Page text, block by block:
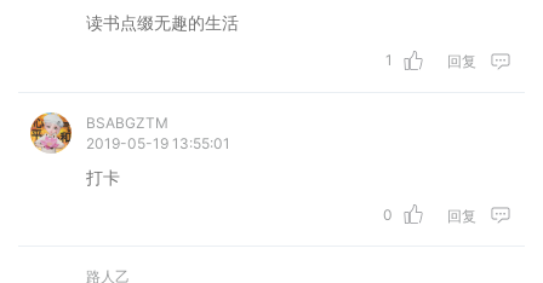
读书点缀无趣的生活
1 回复
BSABGZTM
2019-05-19 13:55:01
打卡
0 回复
路人乙